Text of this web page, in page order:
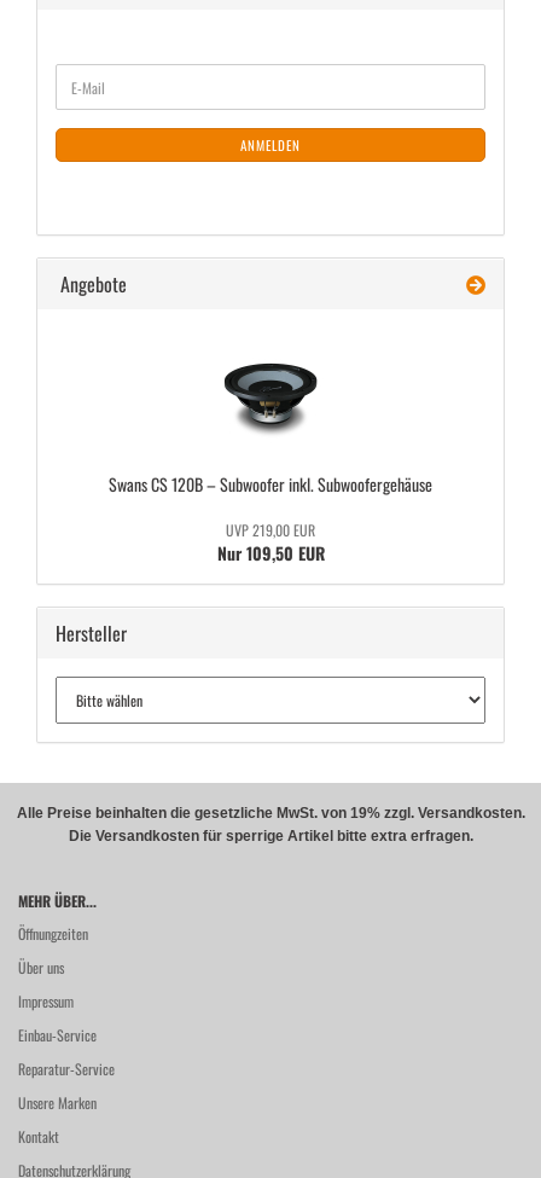
ZUR
NEWSLETTER-
ANMELDUNG
E-
Mail
ANMELDEN
Angebote
Swans CS 120B – Sub­woo­fer inkl. Sub­woo­fer­ge­häu­se
UVP 219,00 EUR
Nur 109,50 EUR
Hersteller
Alle Preise beinhalten die gesetzliche MwSt. von 19% zzgl. Versandkosten.
Die Versandkosten für sperrige Artikel bitte extra erfragen.
MEHR ÜBER...
Öffnungzeiten
Über uns
Impressum
Einbau-Service
Reparatur-Service
Unsere Marken
Kontakt
Datenschutzerklärung